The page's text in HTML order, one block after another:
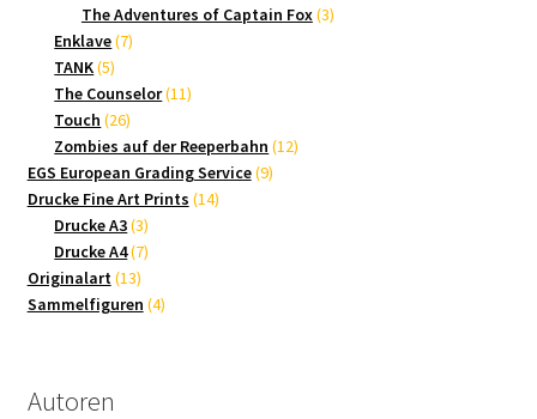
Produkte
The Adventures of Captain Fox 33
Enklave 77
TANK 55
Produkte
The Counselor 1111
Touch 2626
Produkte
Zombies auf der Reeperbahn 1212
EGS European Grading Service 99
Drucke Fine Art Prints 1414
Drucke A3 33
Produkte
Drucke A4 77
Originalart 1313
Produkte
Sammelfiguren 44
Autoren